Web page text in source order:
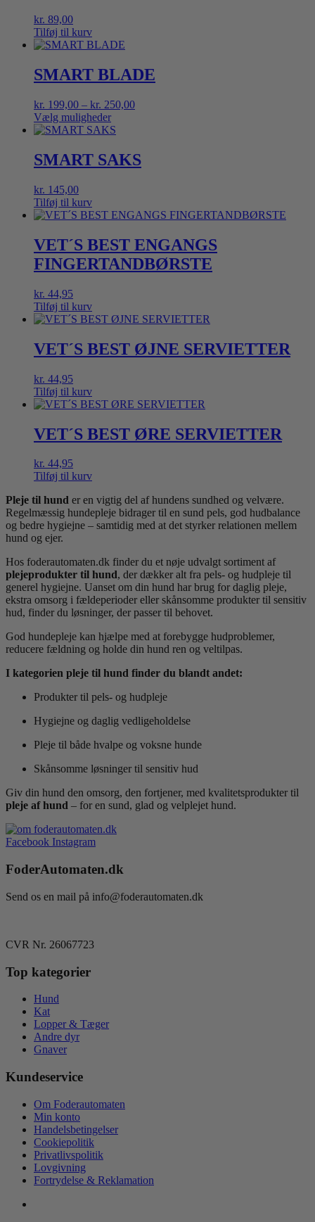
kr. 89,00
Tilføj til kurv
SMART BLADE
kr. 199,00 – kr. 250,00Prisinterval:
Vælg muligheder
Dette
har
flere
Mulighederne
kan
vælges
varesiden
SMART SAKS
kr. 145,00
Tilføj til kurv
VET´S BEST ENGANGS
FINGERTANDBØRSTE
kr. 44,95
Tilføj til kurv
VET´S BEST ØJNE SERVIETTER
kr. 44,95
Tilføj til kurv
VET´S BEST ØRE SERVIETTER
kr. 44,95
Tilføj til kurv
Pleje til hund er en vigtig del af hundens sundhed og velvære.
Regelmæssig hundepleje bidrager til en sund pels, god hudbalance
og bedre hygiejne – samtidig med at det styrker relationen mellem
hund og ejer.
Hos foderautomaten.dk finder du et nøje udvalgt sortiment af
plejeprodukter til hund, der dækker alt fra pels- og hudpleje til
generel hygiejne. Uanset om din hund har brug for daglig pleje,
ekstra omsorg i fældeperioder eller skånsomme produkter til sensitiv
hud, finder du løsninger, der passer til behovet.
God hundepleje kan hjælpe med at forebygge hudproblemer,
reducere fældning og holde din hund ren og veltilpas.
I kategorien pleje til hund finder du blandt andet:
Produkter til pels- og hudpleje
Hygiejne og daglig vedligeholdelse
Pleje til både hvalpe og voksne hunde
Skånsomme løsninger til sensitiv hud
Giv din hund den omsorg, den fortjener, med kvalitetsprodukter til
pleje af hund – for en sund, glad og velplejet hund.
Facebook Instagram
FoderAutomaten.dk
Send os en mail på info@foderautomaten.dk
CVR Nr. 26067723
Top kategorier
Hund
Kat
Lopper & Tæger
Andre dyr
Gnaver
Kundeservice
Om Foderautomaten
Min konto
Handelsbetingelser
Cookiepolitik
Privatlivspolitik
Lovgivning
Fortrydelse & Reklamation